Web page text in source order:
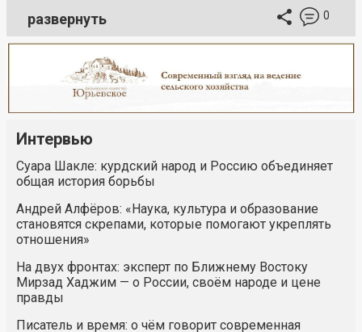
развернуть 0
Интервью
Суара Шакле: курдский народ и Россию объединяет
общая история борьбы
Андрей Алфёров: «Наука, культура и образование
становятся скрепами, которые помогают укреплять
отношения»
На двух фронтах: эксперт по Ближнему Востоку
Мирзад Хаджим — о России, своём народе и цене
правды
Писатель и время: о чём говорит современная